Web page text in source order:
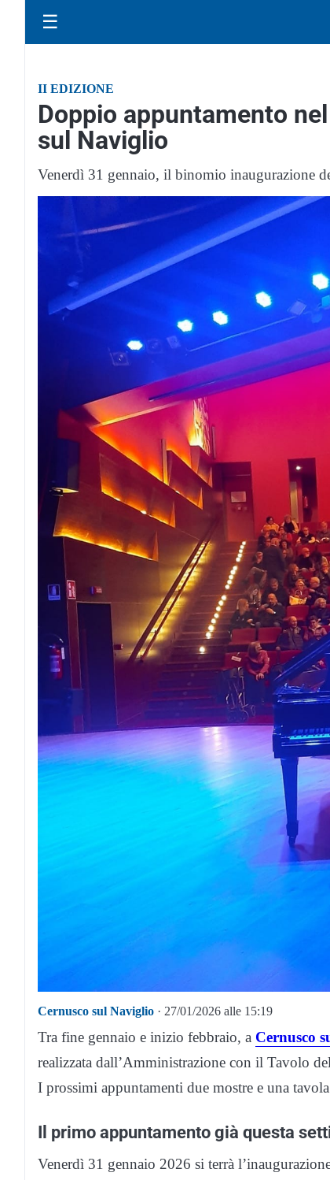
☰
II EDIZIONE
Doppio appuntamento
sul Naviglio
Venerdì 31 gennaio, il binomio inaugurazione
Cernusco sul Naviglio · 27/01/2026 alle 15:19
Tra fine gennaio e inizio febbraio, a Cernusco
realizzata dall’Amministrazione con il Tavolo
I prossimi appuntamenti due mostre e una
Il primo appuntamento già questa
Venerdì 31 gennaio 2026 si terrà